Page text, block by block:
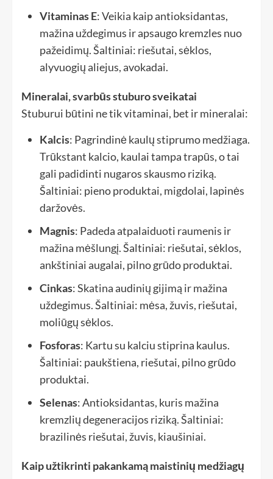
Vitaminas E: Veikia kaip antioksidantas,
mažina uždegimus ir apsaugo kremzles nuo
pažeidimų. Šaltiniai: riešutai, sėklos,
alyvuogių aliejus, avokadai.
Mineralai, svarbūs stuburo sveikatai
Stuburui būtini ne tik vitaminai, bet ir mineralai:
Kalcis: Pagrindinė kaulų stiprumo medžiaga.
Trūkstant kalcio, kaulai tampa trapūs, o tai
gali padidinti nugaros skausmo riziką.
Šaltiniai: pieno produktai, migdolai, lapinės
daržovės.
Magnis: Padeda atpalaiduoti raumenis ir
mažina mėšlungį. Šaltiniai: riešutai, sėklos,
ankštiniai augalai, pilno grūdo produktai.
Cinkas: Skatina audinių gijimą ir mažina
uždegimus. Šaltiniai: mėsa, žuvis, riešutai,
moliūgų sėklos.
Fosforas: Kartu su kalciu stiprina kaulus.
Šaltiniai: paukštiena, riešutai, pilno grūdo
produktai.
Selenas: Antioksidantas, kuris mažina
kremzlių degeneracijos riziką. Šaltiniai:
brazilinės riešutai, žuvis, kiaušiniai.
Kaip užtikrinti pakankamą maistinių medžiagų